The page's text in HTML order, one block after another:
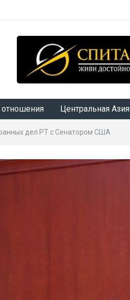
Центральная Азия
дел РТ с Сенатором США